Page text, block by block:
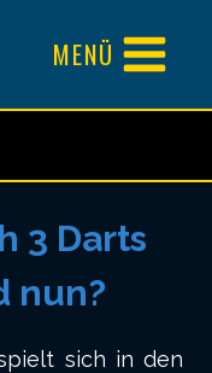
MENÜ
3 Darts
nun?
sich in den